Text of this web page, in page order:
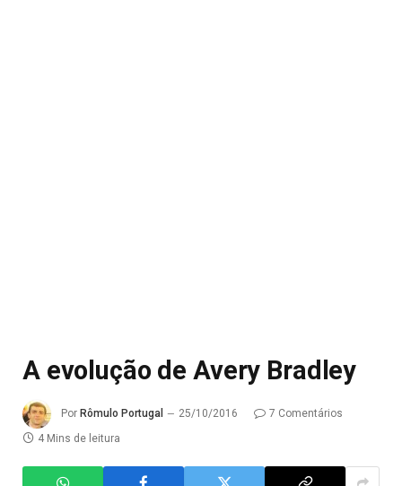
A evolução de Avery Bradley
Por Rômulo Portugal 25/10/2016
7 Comentários
4 Mins de leitura